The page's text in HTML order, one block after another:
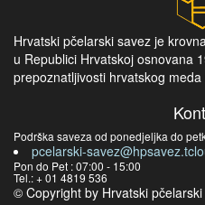
Hrvatski pčelarski savez je
u Republici Hrvatskoj osnovana
prepoznatljivosti hrvatskog
Podrška saveza od ponedjeljka do
pcelarski-
Pon do Pet : 07:00 - 15:00
Tel.: + 01 4819 536
© Copyright by Hrvatski